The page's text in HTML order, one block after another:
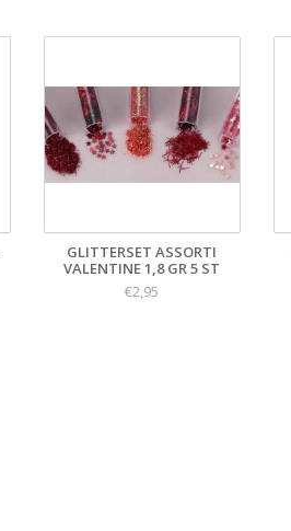
GLITTERSET ASSORTI
VALENTINE 1,8 GR 5 ST
€2,95